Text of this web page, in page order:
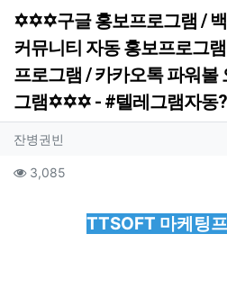
✡️✡️✡️구글 홍보프로그램 /
커뮤니티 자동 홍보프로그
프로그램 / 카카오톡 파워볼
그램✡️✡️✡️ - #텔레그램자동?
작성자 정보
잔병권빈
컨텐츠 정보
3,085
TTSOFT 마케팅